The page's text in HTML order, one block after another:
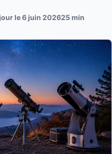
le 6 juin 202625 min